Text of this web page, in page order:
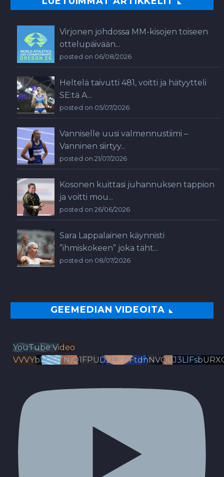
Virjonen johdossa MM-kisojen toiseen
ottelupäivään...
posted on 06/08/2026
Heltelä taivutti 481, voitti ja hätyytteli
SE:tä A...
posted on 05/07/2026
Vanniselle uusi valmennustiimi –
Vanninen siirtyy...
posted on 21/07/2026
Kosonen kuittasi juhannuksen tappion
ja voitti mou...
posted on 26/06/2026
Sara Lappalainen käynnisti
”ihmiskokeen” joka täht...
posted on 08/07/2026
GEEMEDIAN VIDEOITA
YouTube Video